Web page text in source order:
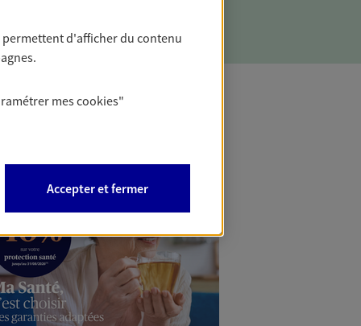
d'afficher du contenu
mescookies"
Accepter et fermer